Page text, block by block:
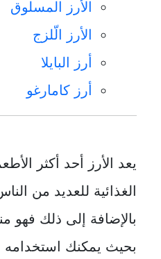
الأرز المسلوق
الأرز الّلزج
أرز البايلا
أرز كامارغو
يعد الأرز أحد أكثر
الغذائية للعديد من
بالإضافة إلى ذلك فهو
بحيث يمكنك استخدامه